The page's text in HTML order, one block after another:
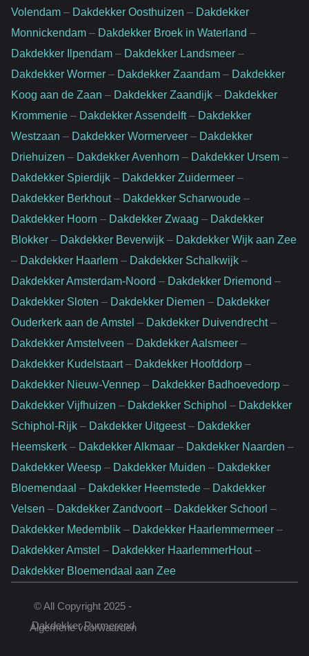
Volendam – Dakdekker Oosthuizen – Dakdekker
Monnickendam – Dakdekker Broek in Waterland –
Dakdekker Ilpendam – Dakdekker Landsmeer –
Dakdekker Wormer – Dakdekker Zaandam – Dakdekker
Koog aan de Zaan – Dakdekker Zaandijk – Dakdekker
Krommenie – Dakdekker Assendelft– Dakdekker
Westzaan – Dakdekker Wormerveer – Dakdekker
Driehuizen – Dakdekker Avenhorn – Dakdekker Ursem –
Dakdekker Spierdijk – Dakdekker Zuidermeer –
Dakdekker Berkhout– Dakdekker Scharwoude –
Dakdekker Hoorn – Dakdekker Zwaag – Dakdekker
Blokker – Dakdekker Beverwijk – Dakdekker Wijk aan Zee
– Dakdekker Haarlem – Dakdekker Schalkwijk –
Dakdekker Amsterdam-Noord – Dakdekker Driemond –
Dakdekker Sloten – Dakdekker Diemen – Dakdekker
Ouderkerk aan de Amstel – Dakdekker Duivendrecht–
Dakdekker Amstelveen – Dakdekker Aalsmeer –
Dakdekker Kudelstaart– Dakdekker Hoofddorp –
Dakdekker Nieuw-Vennep – Dakdekker Badhoevedorp –
Dakdekker Vijfhuizen – Dakdekker Schiphol – Dakdekker
Schiphol-Rijk – Dakdekker Uitgeest– Dakdekker
Heemskerk – Dakdekker Alkmaar – Dakdekker Naarden –
Dakdekker Weesp – Dakdekker Muiden – Dakdekker
Bloemendaal – Dakdekker Heemstede – Dakdekker
Velsen – Dakdekker Zandvoort– Dakdekker Schoorl –
Dakdekker Medemblik – Dakdekker Haarlemmermeer –
Dakdekker Amstel – Dakdekker HaarlemmerHout–
Dakdekker Bloemendaal aan Zee
© All Copyright 2025 -
Dakdekker Purmerend
Algemene voorwaarden